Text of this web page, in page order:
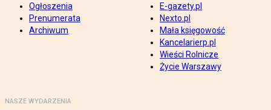
Ogłoszenia
Prenumerata
Archiwum
E-gazety.pl
Nexto.pl
Mała księgowość
Kancelarierp.pl
Wieści Rolnicze
Życie Warszawy
NASZE WYDARZENIA